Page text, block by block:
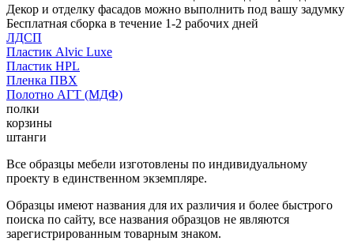
Декор и отделку фасадов можно выполнить под вашу задумку
Бесплатная сборка в течение 1-2 рабочих дней
ЛДСП
Пластик Alvic Luxe
Пластик HPL
Пленка ПВХ
Полотно АГТ (МДФ)
полки
корзины
штанги
Все образцы мебели изготовлены по индивидуальному
проекту в единственном экземпляре.
Образцы имеют названия для их различия и более быстрого
поиска по сайту, все названия образцов не являются
зарегистрированным товарным знаком.